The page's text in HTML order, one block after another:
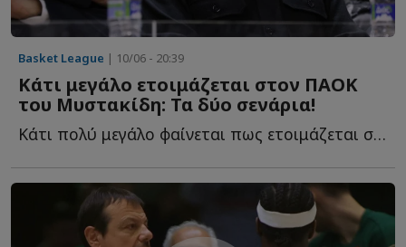
Basket League | 10/06 - 20:39
Κάτι μεγάλο ετοιμάζεται στον ΠΑΟΚ
του Μυστακίδη: Τα δύο σενάρια!
Κάτι πολύ μεγάλο φαίνεται πως ετοιμάζεται στον ΠΑΟΚ τ...